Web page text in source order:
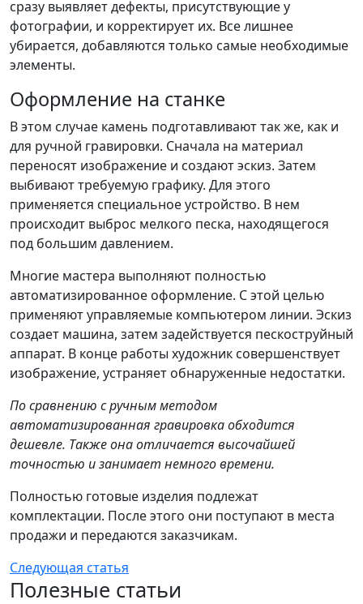
сразу выявляет дефекты, присутствующие у
фотографии, и корректирует их. Все лишнее
убирается, добавляются только самые необходимые
элементы.
Оформление на станке
В этом случае камень подготавливают так же, как и
для ручной гравировки. Сначала на материал
переносят изображение и создают эскиз. Затем
выбивают требуемую графику. Для этого
применяется специальное устройство. В нем
происходит выброс мелкого песка, находящегося
под большим давлением.
Многие мастера выполняют полностью
автоматизированное оформление. С этой целью
применяют управляемые компьютером линии. Эскиз
создает машина, затем задействуется пескоструйный
аппарат. В конце работы художник совершенствует
изображение, устраняет обнаруженные недостатки.
По сравнению с ручным методом
автоматизированная гравировка обходится
дешевле. Также она отличается высочайшей
точностью и занимает немного времени.
Полностью готовые изделия подлежат
комплектации. После этого они поступают в места
продажи и передаются заказчикам.
Следующая статья
Полезные статьи